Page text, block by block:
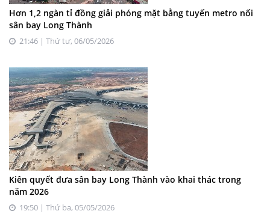
Hơn 1,2 ngàn tỉ đồng giải phóng mặt bằng tuyến metro nối
sân bay Long Thành
21:46 | Thứ tư, 06/05/2026
Kiên quyết đưa sân bay Long Thành vào khai thác trong
năm 2026
19:50 | Thứ ba, 05/05/2026